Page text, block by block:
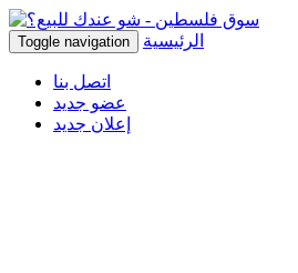
Toggle navigation الرئيسية
اتصل بنا
عضو جديد
إعلان جديد